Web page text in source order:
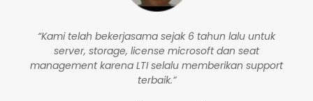
“Kami telah bekerjasama sejak 6 tahun lalu untuk
server, storage, license microsoft dan seat
management karena LTI selalu memberikan support
terbaik.”